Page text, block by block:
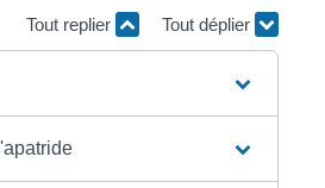
Tout replier Tout déplier